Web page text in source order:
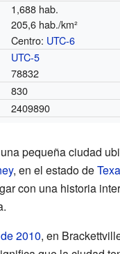
1,688 hab.
205,6 hab./km²
Centro: UTC-6
UTC-5
78832
830
2409890
pequeña ciudad
, en el estado de
con una historia
2010, en